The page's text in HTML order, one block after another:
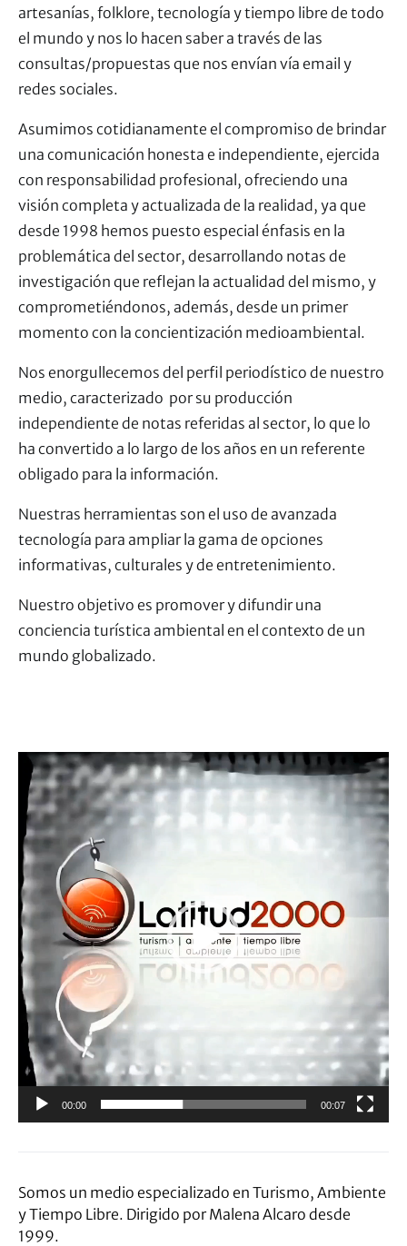
artesanías, folklore, tecnología y tiempo libre de todo
el mundo y nos lo hacen saber a través de las
consultas/propuestas que nos envían vía email y
redes sociales.
Asumimos cotidianamente el compromiso de brindar
una comunicación honesta e independiente, ejercida
con responsabilidad profesional, ofreciendo una
visión completa y actualizada de la realidad, ya que
desde 1998 hemos puesto especial énfasis en la
problemática del sector, desarrollando notas de
investigación que reflejan la actualidad del mismo, y
comprometiéndonos, además, desde un primer
momento con la concientización medioambiental.
Nos enorgullecemos del perfil periodístico de nuestro
medio, caracterizado por su producción
independiente de notas referidas al sector, lo que lo
ha convertido a lo largo de los años en un referente
obligado para la información.
Nuestras herramientas son el uso de avanzada
tecnología para ampliar la gama de opciones
informativas, culturales y de entretenimiento.
Nuestro objetivo es promover y difundir una
conciencia turística ambiental en el contexto de un
mundo globalizado.
Reproductor
de
vídeo
00:00 00:07
Somos un medio especializado en Turismo, Ambiente
y Tiempo Libre. Dirigido por Malena Alcaro desde
1999.